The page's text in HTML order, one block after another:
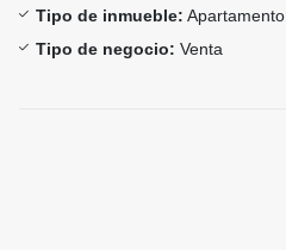
Tipo de inmueble: Apartamento
Tipo de negocio: Venta